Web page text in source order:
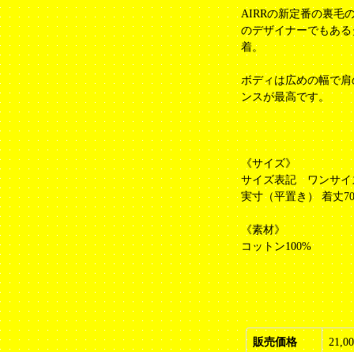
AIRRの新定番の裏毛
のデザイナーでもあ
着。
ボディは広めの幅で
ンスが最高です。
《サイズ》
サイズ表記 ワンサイ
実寸（平置き） 着丈
《素材》
コットン100%
販売価格